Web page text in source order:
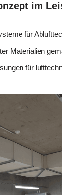
im
für
Materialien
für